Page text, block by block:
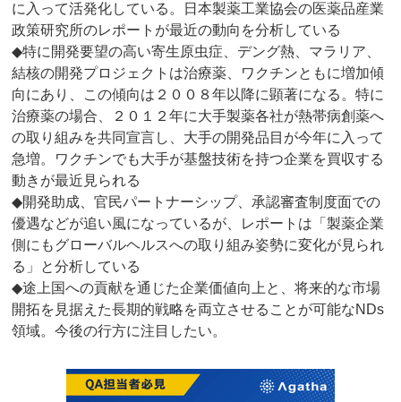
に入って活発化している。日本製薬工業協会の医薬品産業
政策研究所のレポートが最近の動向を分析している
◆特に開発要望の高い寄生原虫症、デング熱、マラリア、
結核の開発プロジェクトは治療薬、ワクチンともに増加傾
向にあり、この傾向は２００８年以降に顕著になる。特に
治療薬の場合、２０１２年に大手製薬各社が熱帯病創薬へ
の取り組みを共同宣言し、大手の開発品目が今年に入って
急増。ワクチンでも大手が基盤技術を持つ企業を買収する
動きが最近見られる
◆開発助成、官民パートナーシップ、承認審査制度面での
優遇などが追い風になっているが、レポートは「製薬企業
側にもグローバルヘルスへの取り組み姿勢に変化が見られ
る」と分析している
◆途上国への貢献を通じた企業価値向上と、将来的な市場
開拓を見据えた長期的戦略を両立させることが可能なNDs
領域。今後の行方に注目したい。